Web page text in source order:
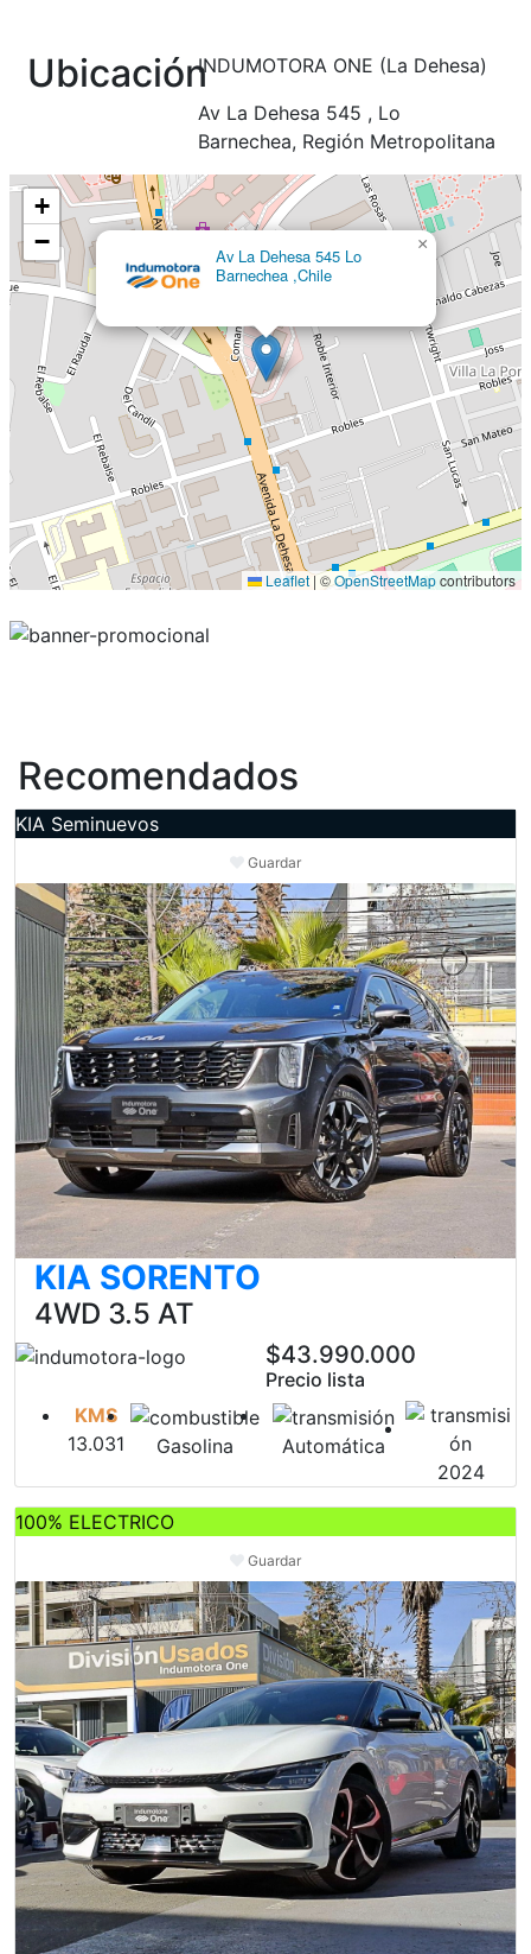
UbicaciónINDUMOTORA ONE (La Dehesa)
Av La Dehesa 545 , Lo
Barnechea, Región Metropolitana
Av La Dehesa 545 Lo
Barnechea ,Chile
×
+
−
Leaflet|©OpenStreetMapcontributors
Recomendados
KIA Seminuevos
Guardar
KIA SORENTO
4WD 3.5 AT
$43.990.000
Precio lista
KMS
13.031
Gasolina
Automática
2024
100% ELECTRICO
Guardar